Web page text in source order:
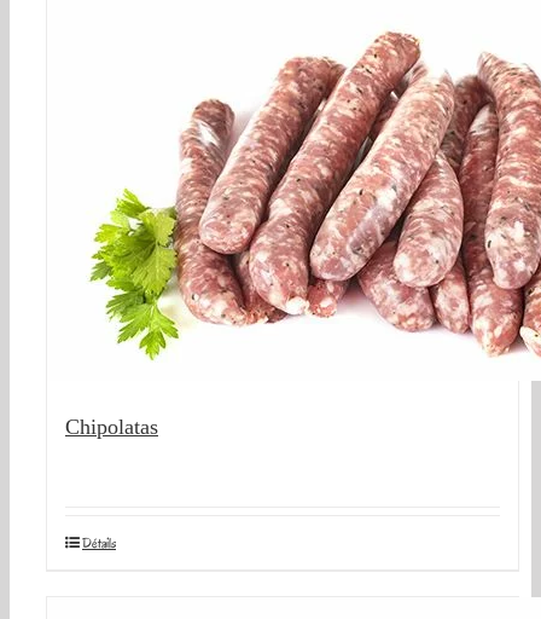
Chipolatas
Détails